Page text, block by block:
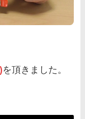
を頂きました。